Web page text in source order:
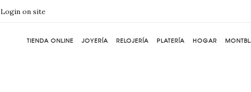
Login on site
TIENDA ONLINE JOYERÍA RELOJERÍA PLATERÍA HOGAR